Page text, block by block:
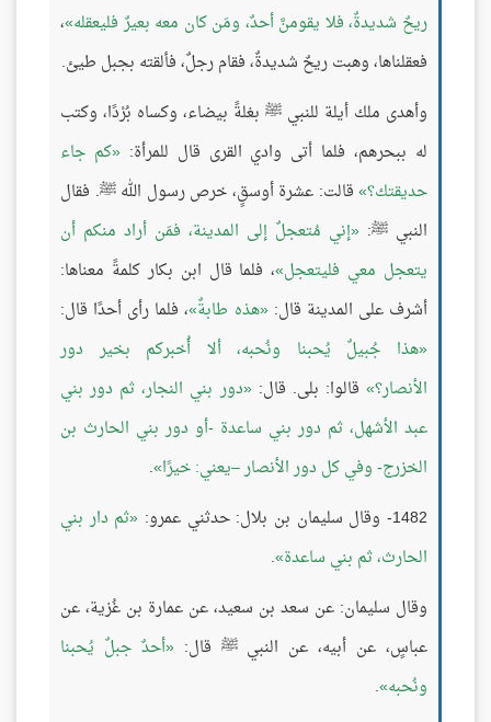
ريحٌ شديدةٌ، فلا يقومنَّ أحدٌ، ومَن كان معه بعيرٌ فليعقله ،
فعقلناها، وهبت ريحٌ شديدةٌ، فقام رجلٌ، فألقته بجبل طيئ.
وأهدى ملك أيلة للنبي ﷺ بغلةً بيضاء، وكساه بُرْدًا، وكتب
له ببحرهم، فلما أتى وادي القرى قال للمرأة: كم جاء
حديقتك؟ قالت: عشرة أوسقٍ، خرص رسول الله ﷺ. فقال
النبي ﷺ: إني مُتعجلٌ إلى المدينة، فمَن أراد منكم أن
يتعجل معي فليتعجل ، فلما قال ابن بكار كلمةً معناها:
أشرف على المدينة قال: هذه طابةٌ ، فلما رأى أحدًا قال:
هذا جُبيلٌ يُحبنا ونُحبه، ألا أُخبركم بخير دور
الأنصار؟ قالوا: بلى. قال: دور بني النجار، ثم دور بني
عبد الأشهل، ثم دور بني ساعدة -أو دور بني الحارث بن
الخزرج- وفي كل دور الأنصار –يعني: خيرًا .
1482- وقال سليمان بن بلال: حدثني عمرو:
ثم دار بني
الحارث، ثم بني ساعدة .
وقال سليمان: عن سعد بن سعيد، عن عمارة بن غُزية، عن
عباسٍ، عن أبيه، عن النبي ﷺ قال: أحدٌ جبلٌ يُحبنا
ونُحبه .